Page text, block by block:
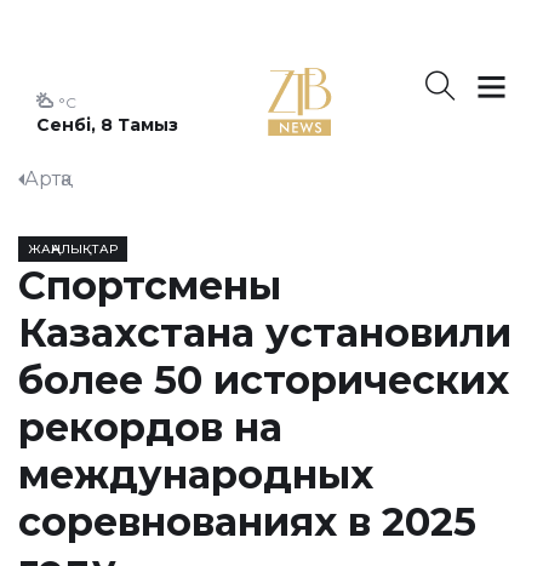
Сенбі, 8 Тамыз
°C
Артқа
ЖАҢАЛЫҚТАР
Спортсмены
Казахстана установили
более 50 исторических
рекордов на
международных
соревнованиях в 2025